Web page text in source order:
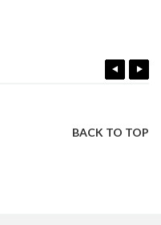
BACK TO TOP